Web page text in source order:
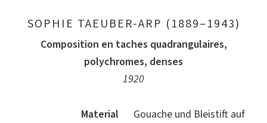
SOPHIE TAEUBER-ARP (1889–1943)
Composition en taches quadrangulaires,
polychromes, denses
1920
Material
Gouache und Bleistift auf